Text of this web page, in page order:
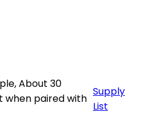
About 30
when paired with
Supply
List